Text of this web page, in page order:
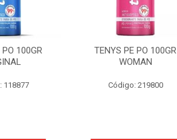
100GR
118877
TENYS PE PO 100GR
WOMAN
Código: 219800